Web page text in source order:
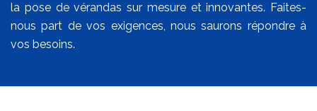
la pose de vérandas sur mesure et innovantes. Faites-
nous part de vos exigences, nous saurons répondre à
vos besoins.